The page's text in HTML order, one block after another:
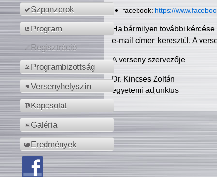
Szponzorok
Program
Regisztráció
Programbizottság
Versenyhelyszín
Kapcsolat
Galéria
Eredmények
facebook: https://
Ha bármilyen további
e-mail címen keresztül. A
A verseny szervezője:
Dr. Kincses Zoltán
egyetemi adjunktus